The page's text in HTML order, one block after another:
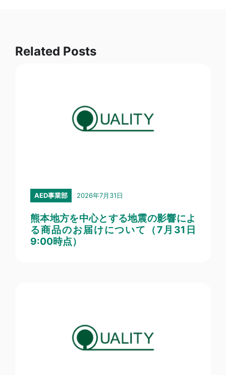
Related Posts
AED事業部 2026年7月31日
熊本地方を中心とする地震の影響によ
る商品のお届けについて（7月31日
9:00時点）